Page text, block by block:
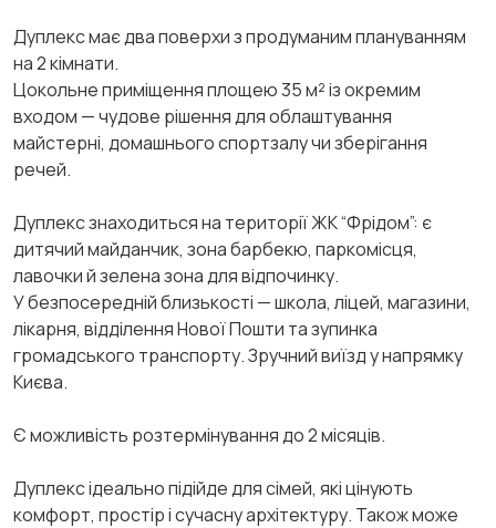
Дуплекс має два поверхи з продуманим плануванням
на 2 кімнати.
Цокольне приміщення площею 35 м² із окремим
входом — чудове рішення для облаштування
майстерні, домашнього спортзалу чи зберігання
речей.
Дуплекс знаходиться на території ЖК “Фрідом”: є
дитячий майданчик, зона барбекю, паркомісця,
лавочки й зелена зона для відпочинку.
У безпосередній близькості — школа, ліцей, магазини,
лікарня, відділення Нової Пошти та зупинка
громадського транспорту. Зручний виїзд у напрямку
Києва.
Є можливість розтермінування до 2 місяців.
Дуплекс ідеально підійде для сімей, які цінують
комфорт, простір і сучасну архітектуру. Також може